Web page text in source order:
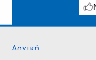
Αρχική